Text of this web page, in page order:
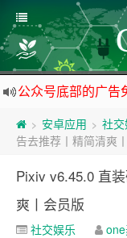
公众号底部的广告
资源来之不易,大家
如下载链接被封,请
> 安卓应用 > 社
告去推荐丨精简清爽
Pixiv v6.45.0 直
爽丨会员版
社交娱乐